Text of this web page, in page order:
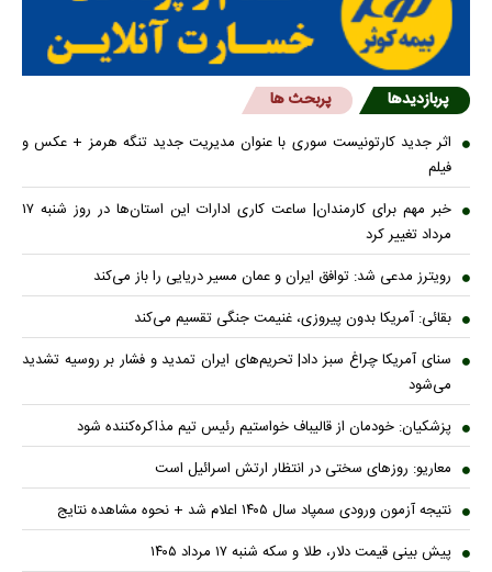
پربازدیدها پربحث ها
اثر جدید کارتونیست سوری با عنوان مدیریت جدید تنگه هرمز + عکس و
فیلم
خبر مهم برای کارمندان| ساعت کاری ادارات این استان‌ها در روز شنبه ۱۷
مرداد تغییر کرد
رویترز مدعی شد: توافق ایران و عمان مسیر دریایی را باز می‌کند
بقائی: آمریکا بدون پیروزی، غنیمت جنگی تقسیم می‌کند
سنای آمریکا چراغ سبز داد| تحریم‌های ایران تمدید و فشار بر روسیه تشدید
می‌شود
پزشکیان: خودمان از قالیباف خواستیم رئیس تیم مذاکره‌کننده شود
معاریو: روزهای سختی در انتظار ارتش اسرائیل است
نتیجه آزمون ورودی سمپاد سال ۱۴۰۵ اعلام شد + نحوه مشاهده نتایج
پیش بینی قیمت دلار، طلا و سکه شنبه ۱۷ مرداد ۱۴۰۵